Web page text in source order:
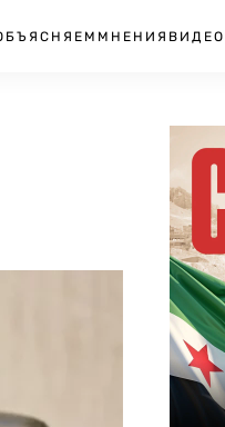
МНЕНИЯ ВИДЕО